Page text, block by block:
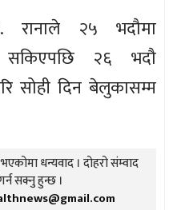
रानाले २५ भदौमा
सकिएपछि २६ भदौ
सोही दिन बेलुकासम्म
धन्यवाद । दोहरो संम्वाद
सक्नु हुन्छ ।